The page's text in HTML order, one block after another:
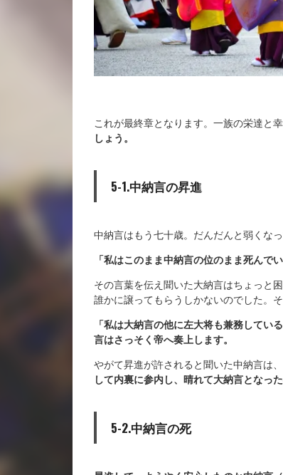
これが最終章となります。一族の栄達と幸
しょう。
5-1.中納言の昇進
中納言はもう七十歳。だんだんと弱くな
「私はこのまま中納言の位のまま死んで
その言葉を伝え聞いた大納言はちょっと
誰かに譲ってもらうしかないのでした。
「私は大納言の他に左大将も兼務してい
言はさっそく帝へ奏上します。
やがて昇進が許されると聞いた中納言は
して内裏に参内し、晴れて大納言となった
5-2.中納言の死